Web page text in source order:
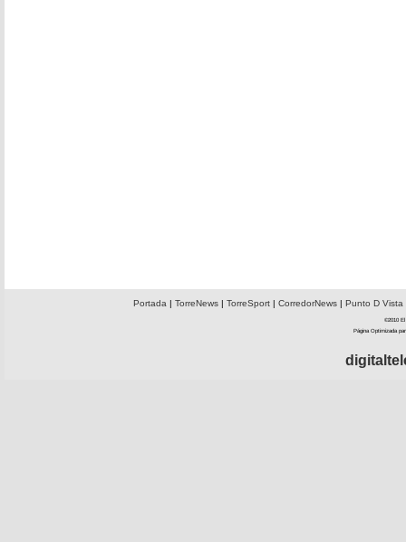
Portada | TorreNews| TorreSport| CorredorNews| Punto D Vista
©2010 El
Página Optimizada